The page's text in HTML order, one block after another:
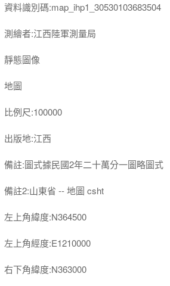
資料識別碼:map_ihp1_30530103683504
測繪者:江西陸軍測量局
靜態圖像
地圖
比例尺:100000
出版地:江西
備註:圖式據民國2年二十萬分一圖略圖式
備註2:山東省 -- 地圖 csht
左上角緯度:N364500
左上角經度:E1210000
右下角緯度:N363000